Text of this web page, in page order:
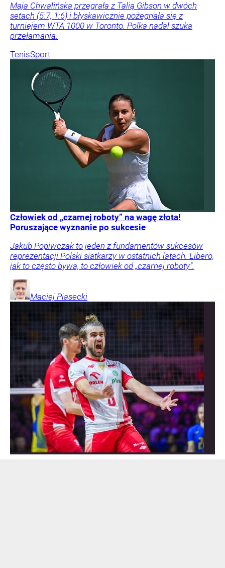
Maja Chwalińska przegrała z Talią Gibson w dwóch
setach (5:7, 1:6) i błyskawicznie pożegnała się z
turniejem WTA 1000 w Toronto. Polka nadal szuka
przełamania.
TenisSport
Człowiek od „czarnej roboty” na wagę złota!
Poruszające wyznanie po sukcesie
Jakub Popiwczak to jeden z fundamentów sukcesów
reprezentacji Polski siatkarzy w ostatnich latach. Libero,
jak to często bywa, to człowiek od „czarnej roboty”.
Maciej Piasecki